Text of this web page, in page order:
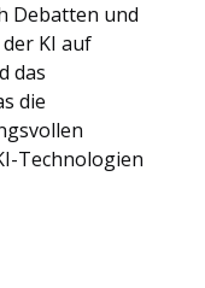
Debatten und
KI auf
das
die
Technologien